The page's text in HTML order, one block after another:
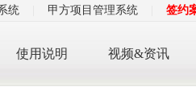
统 甲方项目管理系统 签约
使用说明 视频&资讯